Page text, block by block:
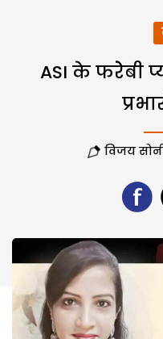
ASI के फरेेबी
विजय